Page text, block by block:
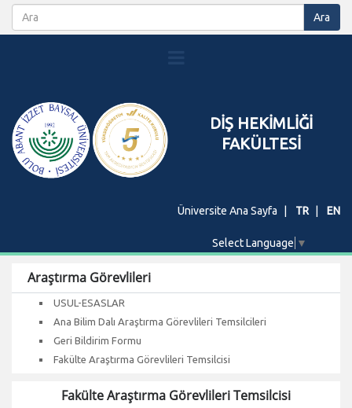
DİŞ HEKİMLİĞİ
FAKÜLTESİ
Üniversite Ana Sayfa TR EN
Select Language ▼
Araştırma Görevlileri
USUL-ESASLAR
Ana Bilim Dalı Araştırma Görevlileri Temsilcileri
Geri Bildirim Formu
Fakülte Araştırma Görevlileri Temsilcisi
Fakülte Araştırma Görevlileri Temsilcisi